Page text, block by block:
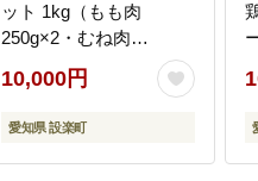
ット 1kg（もも肉
250g×2・むね肉
250g×2）もも肉 むね肉
塩ダレ 味付け肉 鶏肉 鶏
肉 キャンプ バーベキュ
焼くだけ 地鶏 焼肉 焼き
10,000円
愛知県 設楽町